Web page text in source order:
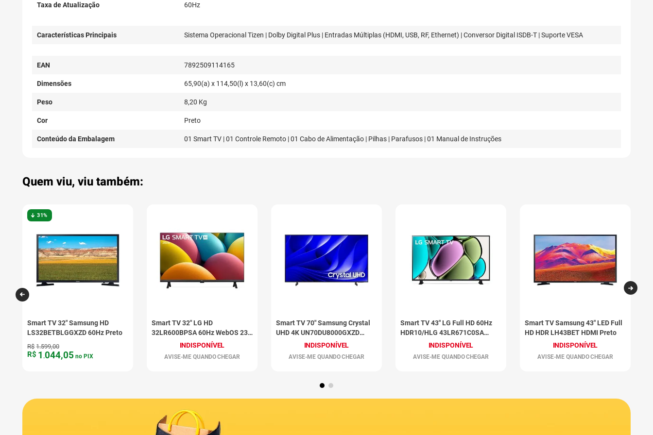
Taxa de Atualização 60Hz
Características Principais Sistema Operacional Tizen | Dolby Digital Plus | Entradas Múltiplas (HDMI, USB, RF, Ethernet) | Conversor Digital ISDB-T | Suporte VESA
EAN 7892509114165
Dimensões 65,90(a) x 114,50(l) x 13,60(c) cm
Peso 8,20 Kg
Cor Preto
Conteúdo da Embalagem 01 Smart TV | 01 Controle Remoto | 01 Cabo de Alimentação | Pilhas | Parafusos | 01 Manual de Instruções
Quem viu, viu também:
31%
Smart TV 32" Samsung HD
LS32BETBLGGXZD 60Hz Preto
R$ 1.599,00
R$ 1 .044,05 no PIX
Smart TV 32" LG HD
32LR600BPSA 60Hz WebOS 23
A5 Ger6 PretoINDISPONÍVEL
AVISE-ME QUANDO CHEGAR
Smart TV 70" Samsung Crystal
UHD 4K UN70DU8000GXZD
INDISPONÍVEL
AVISE-ME QUANDO CHEGAR
Smart TV 43" LG Full HD 60Hz
HDR10/HLG 43LR671C0SA
INDISPONÍVEL
AVISE-ME QUANDO CHEGAR
Smart TV Samsung 43" LED Full
HD HDR LH43BET HDMI Preto
INDISPONÍVEL
AVISE-ME QUANDO CHEGAR